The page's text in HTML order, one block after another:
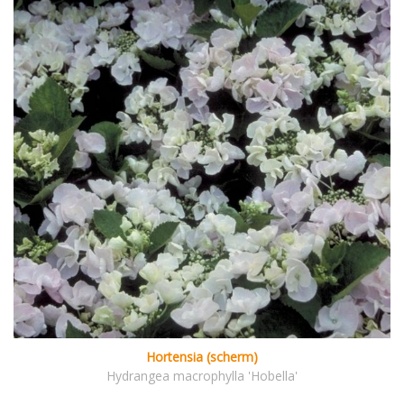
Hortensia (scherm)
Hydrangea macrophylla 'Hobella'